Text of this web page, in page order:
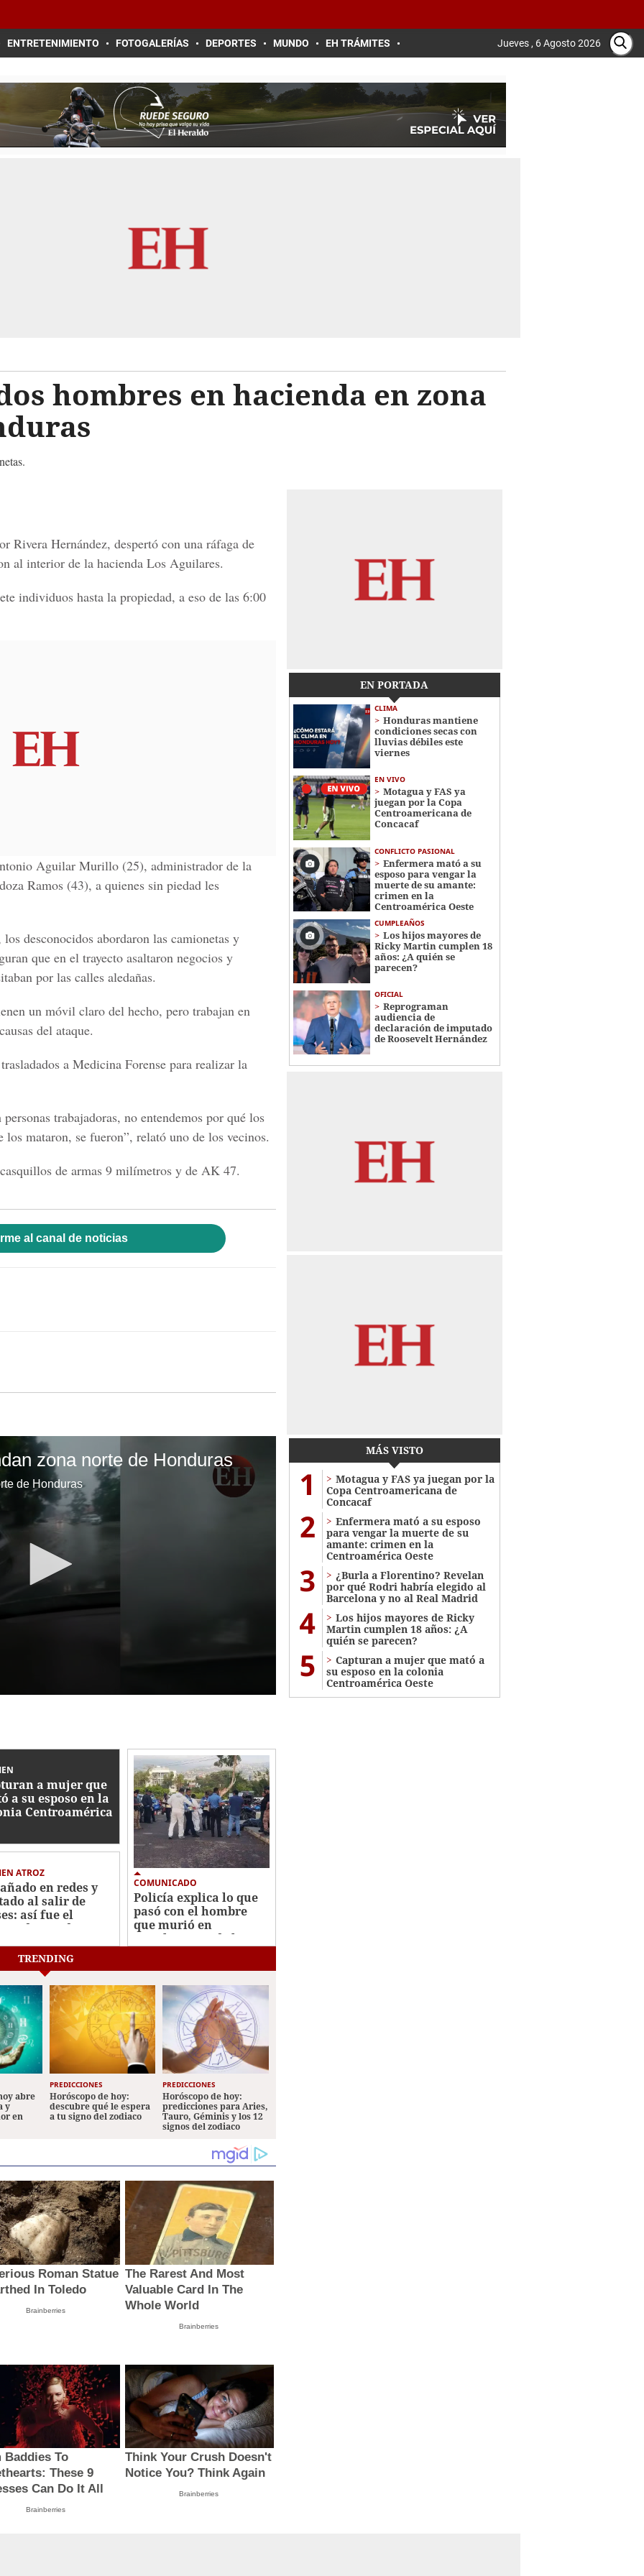
ENTRETENIMIENTO FOTOGALERÍAS DEPORTES MUNDO EH TRÁMITES Jueves , 6 Agosto 2026
hombres en hacienda en zona
Rivera Hernández, despertó con una ráfaga de
al interior de la hacienda Los Aguilares.
individuos hasta la propiedad, a eso de las 6:00
Aguilar Murillo (25), administrador de la
Ramos (43), a quienes sin piedad les
desconocidos abordaron las camionetas y
que en el trayecto asaltaron negocios y
por las calles aledañas.
un móvil claro del hecho, pero trabajan en
del ataque.
a Medicina Forense para realizar la
trabajadoras, no entendemos por qué los
los mataron, se fueron”, relató uno de los vecinos.
de armas 9 milímetros y de AK 47.
al canal de noticias
zona norte de Honduras
de Honduras
a mujer que
a su esposo en la
Centroamérica
ATROZ
en redes y
al salir de
así fue el
de estudiante
Joya
COMUNICADO
Policía explica lo que
pasó con el hombre
que murió en
instalaciones de la
EN PORTADA
CLIMA
Honduras mantiene
condiciones secas con
lluvias débiles este
viernes
EN VIVO
Motagua y FAS ya
juegan por la Copa
Centroamericana de
Concacaf
CONFLICTO PASIONAL
Enfermera mató a su
esposo para vengar la
muerte de su amante:
crimen en la
Centroamérica Oeste
CUMPLEAÑOS
Los hijos mayores de
Ricky Martin cumplen 18
años: ¿A quién se
parecen?
OFICIAL
Reprograman
audiencia de
declaración de imputado
de Roosevelt Hernández
MÁS VISTO
1
Motagua y FAS ya juegan por la
Copa Centroamericana de
Concacaf
2
Enfermera mató a su esposo
para vengar la muerte de su
amante: crimen en la
Centroamérica Oeste
3
¿Burla a Florentino? Revelan
por qué Rodri habría elegido al
Barcelona y no al Real Madrid
4
Los hijos mayores de Ricky
Martin cumplen 18 años: ¿A
quién se parecen?
5
Capturan a mujer que mató a
su esposo en la colonia
Centroamérica Oeste
TRENDING
abre
y
en
PREDICCIONES
Horóscopo de hoy:
descubre qué le espera
a tu signo del zodiaco
PREDICCIONES
Horóscopo de hoy:
predicciones para Aries,
Tauro, Géminis y los 12
signos del zodiaco
Roman Statue
In Toledo
Brainberries
The Rarest And Most
Valuable Card In The
Whole World
Brainberries
Baddies To
These 9
Can Do It All
Brainberries
Think Your Crush Doesn't
Notice You? Think Again
Brainberries